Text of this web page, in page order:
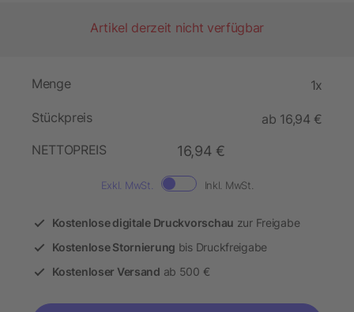
Artikel derzeit nicht verfügbar
Menge 1x
Stückpreis
ab 16,94 €
NETTOPREIS
16,94 €
Exkl. MwSt. Inkl. MwSt.
Kostenlose digitale Druckvorschau zur Freigabe
Kostenlose Stornierung bis Druckfreigabe
Kostenloser Versand ab 500 €